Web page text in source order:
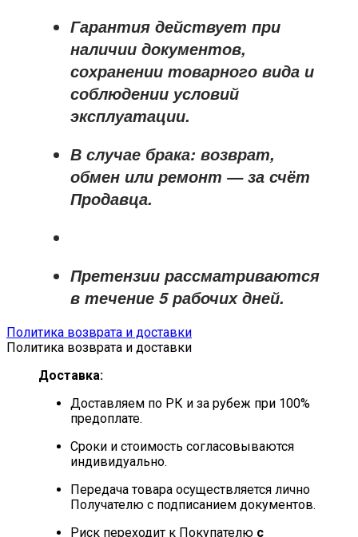
Гарантия действует при
наличии документов,
сохранении товарного вида и
соблюдении условий
эксплуатации.
В случае брака: возврат,
обмен или ремонт —за счёт
Продавца.
Претензии рассматриваются
в течение 5 рабочих дней.
Политика возврата и доставки
Политика возврата и доставки
Доставка:
Доставляем по РК и за рубеж при 100%
предоплате.
Сроки и стоимость согласовываются
индивидуально.
Передача товара осуществляется лично
Получателю с подписанием документов.
Риск переходит к Покупателю с